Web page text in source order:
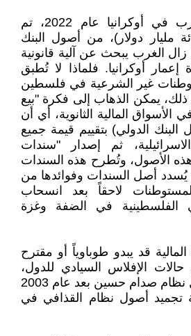
أيضاً،عندما بدأت الحرب في أوكرانيا عام 2022، تم
مليار دولار)، من أصول البنك
الغرب يبحث عن آلية قانونية
إعمار أوكرانيا. فلماذا لا تُطبق
غير الشرعية في فلسطين
ذلك، يمكن الذهاب إلى فكرة "بيع
المالية الثانوية، أي أن
الدولي) بتقييم قيمة جميع
ثم إصدار "سندات
الأصول، وتُطرح هذه السندات
يُسدد أصل السندات وفوائدها من
لاحقاً بعد انسحاب
الفلسطينية في الضفة وغزة
قد يبدو طوباوياً أو مقترح
الإفلاس السيادي للدول،
وفي حالة تصفية أصول نظام صدام حسين بعد عام 2003
تجميد أصول نظام القذافي في